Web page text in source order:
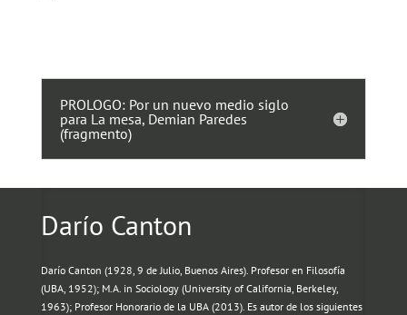
PROLOGO: Por un nuevo medio siglo
para La mesa, Demian Paredes
(fragmento)
Darío Canton
Darío Canton (1928, 9 de Julio, Buenos Aires). Profesor en Filosofía
(UBA, 1952); M.A. in Sociology (University of California, Berkeley,
1963); Profesor Honorario de la UBA (2013). Es autor de los siguientes